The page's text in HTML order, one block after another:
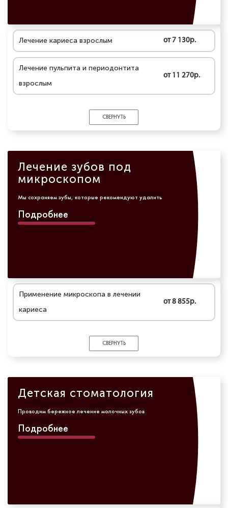
Лечение кариеса взрослым от 7 130р.
Лечение пульпита и периодонтита
взрослым
от 11 270р.
СВЕРНУТЬ
Лечение зубов под
микроскопом
Мы сохраняем зубы, которые рекомендуют удалить
Подробнее
Применение микроскопа в лечении
кариеса
от 8 855р.
СВЕРНУТЬ
Детская стоматология
Проводим бережное лечение молочных зубов
Подробнее